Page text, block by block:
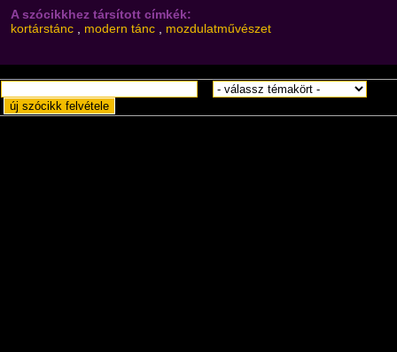
A szócikkhez társított címkék:
kortárstánc
modern tánc mozdulatművészet